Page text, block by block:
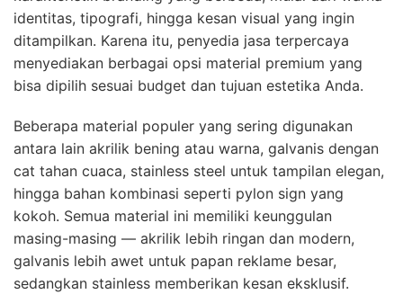
identitas, tipografi, hingga kesan visual yang ingin
ditampilkan. Karena itu, penyedia jasa terpercaya
menyediakan berbagai opsi material premium yang
bisa dipilih sesuai budget dan tujuan estetika Anda.
Beberapa material populer yang sering digunakan
antara lain akrilik bening atau warna, galvanis dengan
cat tahan cuaca, stainless steel untuk tampilan elegan,
hingga bahan kombinasi seperti pylon sign yang
kokoh. Semua material ini memiliki keunggulan
masing-masing — akrilik lebih ringan dan modern,
galvanis lebih awet untuk papan reklame besar,
sedangkan stainless memberikan kesan eksklusif.